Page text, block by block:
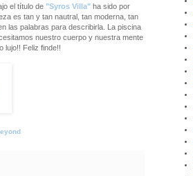
el título de "Syros Villa" ha sido por
es tan y tan nautral, tan moderna, tan
las palabras para describirla. La piscina
nuestro cuerpo y nuestra mente
lujo!! Feliz finde!!